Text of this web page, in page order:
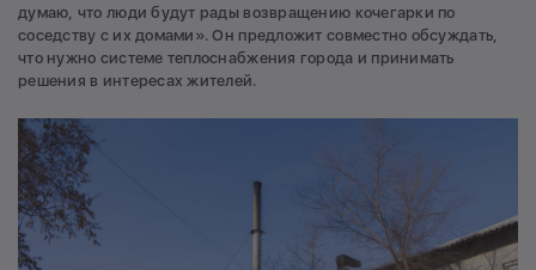
думаю, что люди будут рады возвращению кочегарки по
соседству с их домами». Он предложит совместно обсуждать,
что нужно системе теплоснабжения города и принимать
решения в интересах жителей.